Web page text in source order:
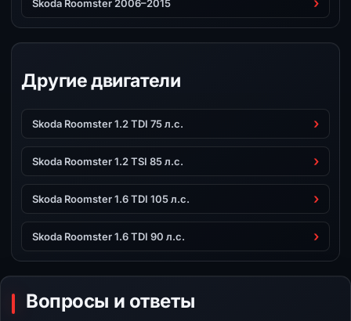
Skoda Roomster 2006–2015
Другие двигатели
Skoda Roomster 1.2 TDI 75 л.с.
Skoda Roomster 1.2 TSI 85 л.с.
Skoda Roomster 1.6 TDI 105 л.с.
Skoda Roomster 1.6 TDI 90 л.с.
Вопросы и ответы